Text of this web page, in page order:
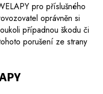
pro příslušného
oprávněn si
případnou škodu či
porušení ze strany